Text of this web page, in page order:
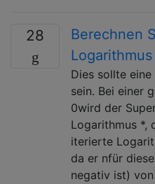
28
Berechnen
Logarithmus
Dies sollte
sein. Bei einer
0wird der
Logarithmus *,
iterierte
da er nfür
negativ ist)